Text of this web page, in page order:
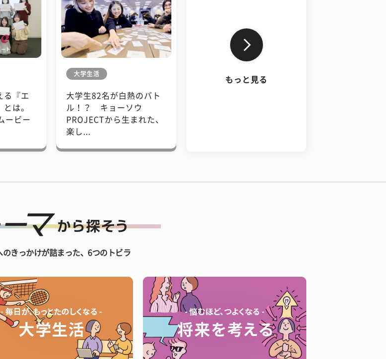
る『エ
は。
ービー
大学生活
大学生82名が白熱のバト
ル！？ キョーソウ
PROJECTから生まれた、
楽し...
もっと見る
のきっかけが詰まった、6つのトビラ